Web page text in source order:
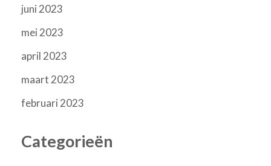
juni 2023
mei 2023
april 2023
maart 2023
februari 2023
Categorieën